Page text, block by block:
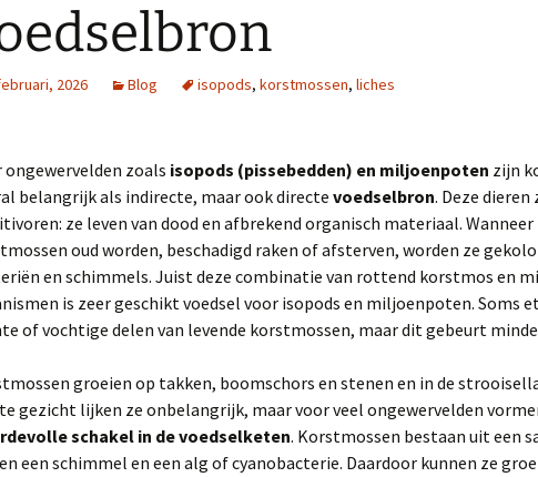
2026 Blog isopods, korstmossen, liches
ongewervelden zoals isopods (pissebedden) en miljoenpoten zijn
belangrijk als indirecte, maar ook directe voedselbron. Deze dieren
ze leven van dood en afbrekend organisch materiaal. Wanneer
oud worden, beschadigd raken of afsterven, worden ze
en schimmels. Juist deze combinatie van rottend korstmos en
is zeer geschikt voedsel voor isopods en miljoenpoten. Soms
of vochtige delen van levende korstmossen, maar dit gebeurt
groeien op takken, boomschors en stenen en in de
gezicht lijken ze onbelangrijk, maar voor veel ongewervelden
schakel in de voedselketen. Korstmossen bestaan uit een
een schimmel en een alg of cyanobacterie. Daardoor kunnen ze